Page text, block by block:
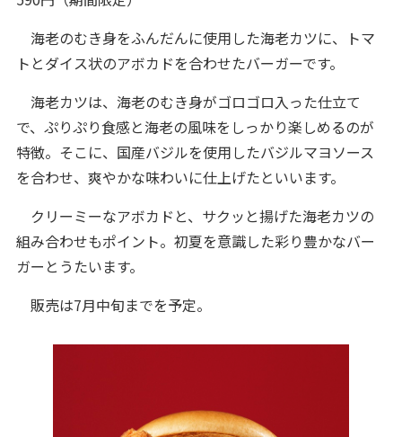
海老のむき身をふんだんに使用した海老カツに、トマ
トとダイス状のアボカドを合わせたバーガーです。
海老カツは、海老のむき身がゴロゴロ入った仕立て
で、ぷりぷり食感と海老の風味をしっかり楽しめるのが
特徴。そこに、国産バジルを使用したバジルマヨソース
を合わせ、爽やかな味わいに仕上げたといいます。
クリーミーなアボカドと、サクッと揚げた海老カツの
組み合わせもポイント。初夏を意識した彩り豊かなバー
ガーとうたいます。
販売は7月中旬までを予定。